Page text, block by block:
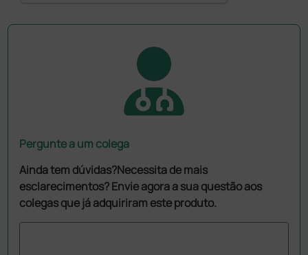
Pergunte a um colega
Ainda tem dúvidas?Necessita de mais
esclarecimentos? Envie agora a sua questão aos
colegas que já adquiriram este produto.